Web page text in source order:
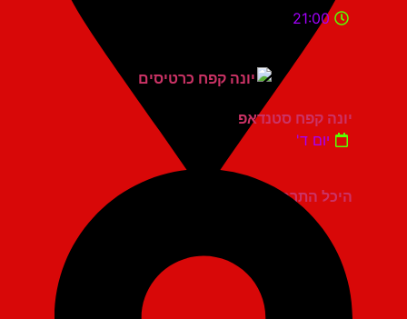
היכל התרבות כפר סבא
21:00
יונה קפח סטנדאפ
יום ד'